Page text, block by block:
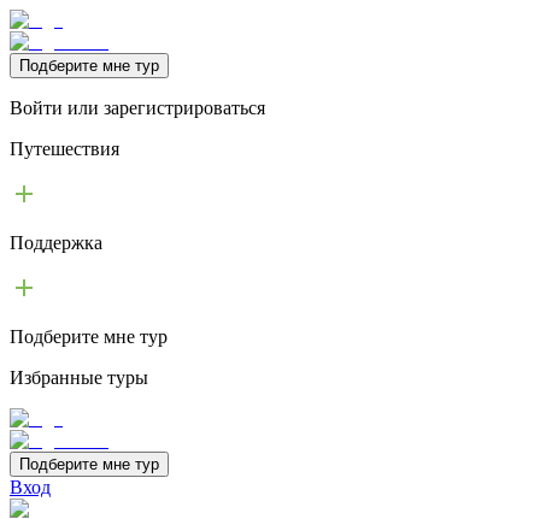
Подберите мне тур
Войти или зарегистрироваться
Путешествия
Поддержка
Подберите мне тур
Избранные туры
Подберите мне тур
Вход